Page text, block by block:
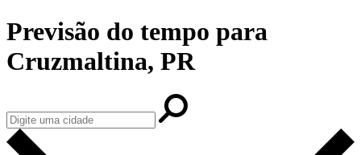
Previsão do tempo para
Cruzmaltina, PR